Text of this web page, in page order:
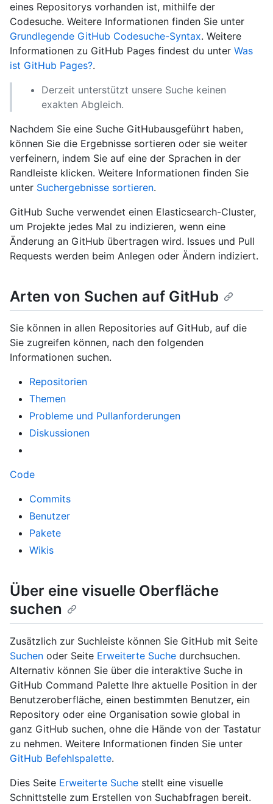
eines Repositorys vorhanden ist, mithilfe der
Codesuche. Weitere Informationen finden Sie unter
Grundlegende GitHub Codesuche-Syntax. Weitere
Informationen zu GitHub Pages findest du unter Was
ist GitHub Pages?.
Derzeit unterstützt unsere Suche keinen
exakten Abgleich.
Nachdem Sie eine Suche GitHubausgeführt haben,
können Sie die Ergebnisse sortieren oder sie weiter
verfeinern, indem Sie auf eine der Sprachen in der
Randleiste klicken. Weitere Informationen finden Sie
unter Suchergebnisse sortieren.
GitHub Suche verwendet einen Elasticsearch-Cluster,
um Projekte jedes Mal zu indizieren, wenn eine
Änderung an GitHub übertragen wird. Issues und Pull
Requests werden beim Anlegen oder Ändern indiziert.
Arten von Suchen auf GitHub
Sie können in allen Repositories auf GitHub, auf die
Sie zugreifen können, nach den folgenden
Informationen suchen.
Repositorien
Themen
Probleme und Pullanforderungen
Diskussionen
Code
Commits
Benutzer
Pakete
Wikis
Über eine visuelle Oberfläche
suchen
Zusätzlich zur Suchleiste können Sie GitHub mit Seite
Suchen oder Seite Erweiterte Suche durchsuchen.
Alternativ können Sie über die interaktive Suche in
GitHub Command Palette Ihre aktuelle Position in der
Benutzeroberfläche, einen bestimmten Benutzer, ein
Repository oder eine Organisation sowie global in
ganz GitHub suchen, ohne die Hände von der Tastatur
zu nehmen. Weitere Informationen finden Sie unter
GitHub Befehlspalette.
Dies Seite Erweiterte Suche stellt eine visuelle
Schnittstelle zum Erstellen von Suchabfragen bereit.